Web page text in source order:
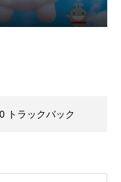
0 トラックバック